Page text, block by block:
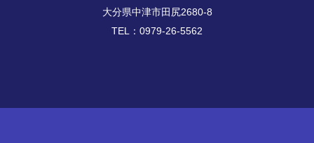
大分県中津市田尻2680-8
TEL： 0979-26-5562